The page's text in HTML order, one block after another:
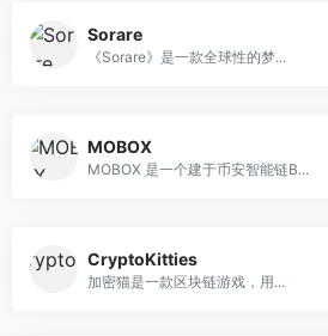
Sorare
《Sorare》是一款全球性的梦...
MOBOX
MOBOX 是一个建于币安智能链B...
CryptoKitties
加密猫是一款区块链游戏，用...